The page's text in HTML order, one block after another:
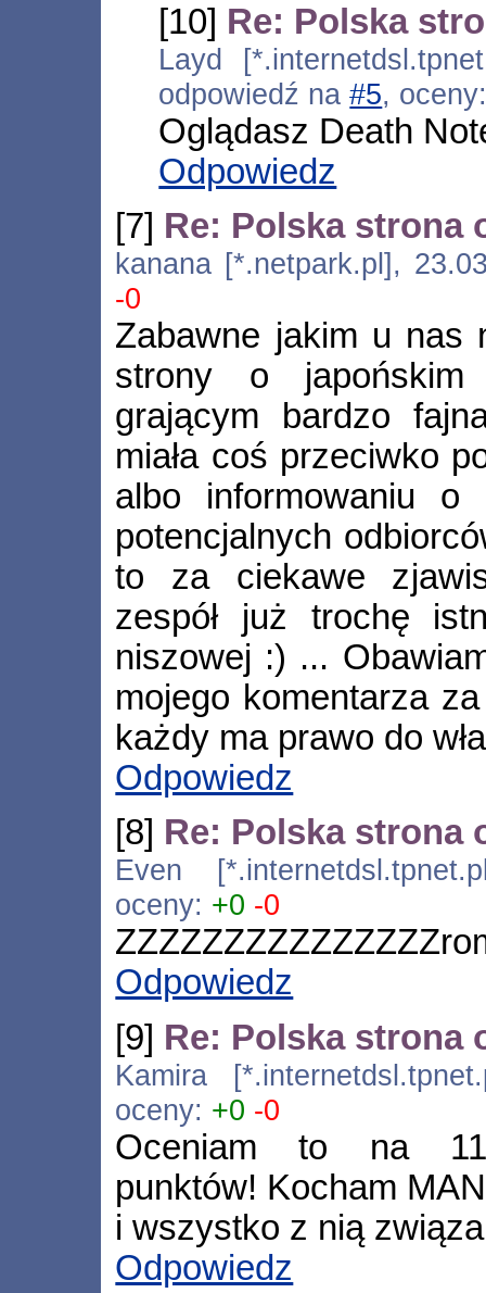
[10] Re: Polska
Layd
odpowiedź na#5,
Oglądasz Death
Odpowiedz
[7] Re: Polska strona
kanana [*.netpark.pl],
-0
Zabawne jakim u nas
strony o
grającym bardzo
miała coś przeciwko
albo informowaniu o
potencjalnych
to za ciekawe
zespół już trochę
niszowej :) ...
mojego komentarza
każdy ma prawo do
Odpowiedz
[8] Re: Polska strona
Even
oceny: +0 -0
Odpowiedz
[9] Re: Polska strona
Kamira
oceny: +0 -0
Oceniam to na
punktów! Kocham
i wszystko z nią
Odpowiedz